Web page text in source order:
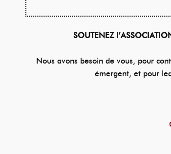
SOUTENEZ
Nous avons besoin de vous, pour
émergent, et pour